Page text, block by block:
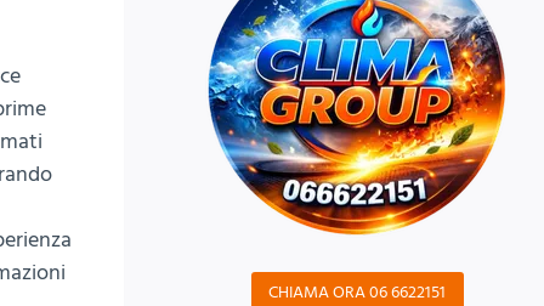
CHIAMA ORA 06 6622151